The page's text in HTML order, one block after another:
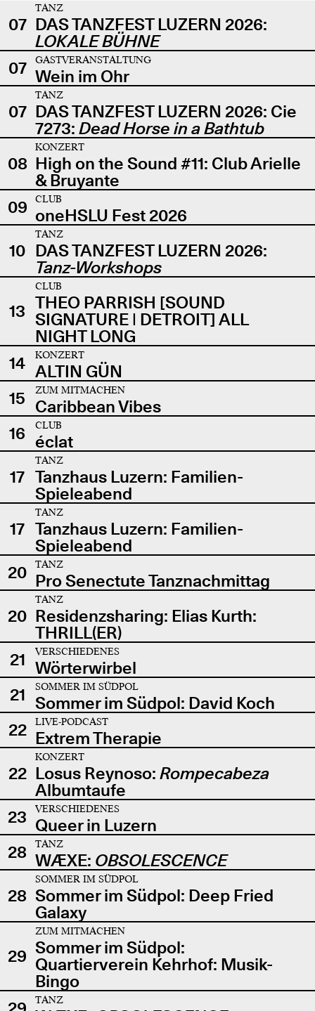
07
TANZ
DAS TANZFEST LUZERN 2026:
LOKALE BÜHNE
07
GASTVERANSTALTUNG
Wein im Ohr
07
TANZ
DAS TANZFEST LUZERN 2026: Cie
7273: Dead Horse in a Bathtub
08
KONZERT
High on the Sound #11: Club Arielle
& Bruyante
09
CLUB
oneHSLU Fest 2026
10
TANZ
DAS TANZFEST LUZERN 2026:
Tanz-Workshops
13
CLUB
THEO PARRISH [SOUND
SIGNATURE | DETROIT] ALL
NIGHT LONG
14
KONZERT
ALTIN GÜN
15
ZUM MITMACHEN
Caribbean Vibes
16
CLUB
éclat
17
TANZ
Tanzhaus Luzern: Familien-
Spieleabend
17
TANZ
Tanzhaus Luzern: Familien-
Spieleabend
20
TANZ
Pro Senectute Tanznachmittag
20
TANZ
Residenzsharing: Elias Kurth:
THRILL(ER)
21
VERSCHIEDENES
Wörterwirbel
21
SOMMER IM SÜDPOL
Sommer im Südpol: David Koch
22
LIVE-PODCAST
Extrem Therapie
22
KONZERT
Losus Reynoso: Rompecabeza
Albumtaufe
23
VERSCHIEDENES
Queer in Luzern
28
TANZ
WÆXE: OBSOLESCENCE
28
SOMMER IM SÜDPOL
Sommer im Südpol: Deep Fried
Galaxy
29
ZUM MITMACHEN
Sommer im Südpol:
Quartierverein Kehrhof: Musik-
Bingo
TANZ